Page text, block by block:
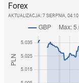
Forex
AKTUALIZACJA: 7 SIERPNIA, 04:10